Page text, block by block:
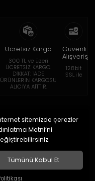
Ücretsiz Kargo
300 TL ve üzeri
ÜCRETSİZ KARGO.
DİKKAT: İADE
ÜRÜNLERİN KARGOSU
ALICIYA AİTTİR.
Güvenli
Alışveriş
128bit
SSL ile
. Tüm hakları saklıdır.
sitemizde çerezler
Metni’ni
Tümünü Kabul Et